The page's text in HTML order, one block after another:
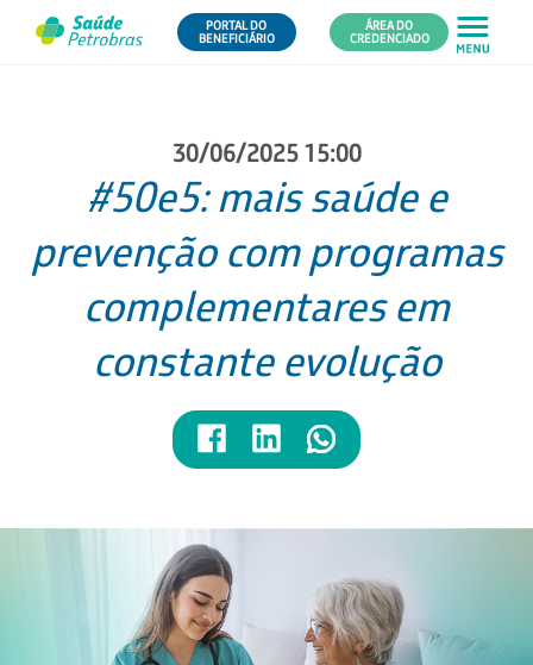
PORTAL DO
BENEFICIÁRIO
ÁREA DO
CREDENCIADO
30/06/2025 15:00
#50e5: mais saúde e
prevenção com programas
complementares em
constante evolução